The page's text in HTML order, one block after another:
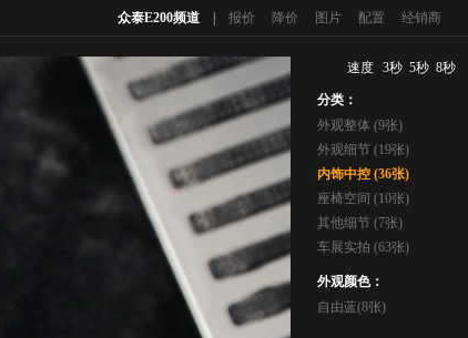
众泰E200频道 报价 降价 图片 配置 经销商
速度 3秒 5秒 8秒
分类：
外观整体 (9张)
外观细节 (19张)
内饰中控 (36张)
座椅空间 (10张)
其他细节 (7张)
车展实拍 (63张)
外观颜色：
自由蓝(8张)